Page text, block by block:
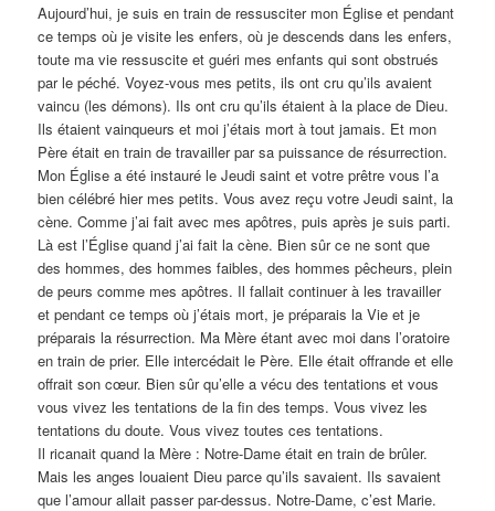
Aujourd’hui, je suis en train de ressusciter mon Église et pendant
ce temps où je visite les enfers, où je descends dans les enfers,
toute ma vie ressuscite et guéri mes enfants qui sont obstrués
par le péché. Voyez-vous mes petits, ils ont cru qu’ils avaient
vaincu (les démons). Ils ont cru qu’ils étaient à la place de Dieu.
Ils étaient vainqueurs et moi j’étais mort à tout jamais. Et mon
Père était en train de travailler par sa puissance de résurrection.
Mon Église a été instauré le Jeudi saint et votre prêtre vous l’a
bien célébré hier mes petits. Vous avez reçu votre Jeudi saint, la
cène. Comme j’ai fait avec mes apôtres, puis après je suis parti.
Là est l’Église quand j’ai fait la cène. Bien sûr ce ne sont que
des hommes, des hommes faibles, des hommes pêcheurs, plein
de peurs comme mes apôtres. Il fallait continuer à les travailler
et pendant ce temps où j’étais mort, je préparais la Vie et je
préparais la résurrection. Ma Mère étant avec moi dans l’oratoire
en train de prier. Elle intercédait le Père. Elle était offrande et elle
offrait son cœur. Bien sûr qu’elle a vécu des tentations et vous
vous vivez les tentations de la fin des temps. Vous vivez les
tentations du doute. Vous vivez toutes ces tentations.
Il ricanait quand la Mère : Notre-Dame était en train de brûler.
Mais les anges louaient Dieu parce qu’ils savaient. Ils savaient
que l’amour allait passer par-dessus. Notre-Dame, c’est Marie.